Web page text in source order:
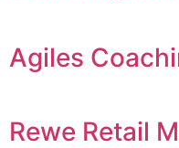
Agiles
Rewe Retail